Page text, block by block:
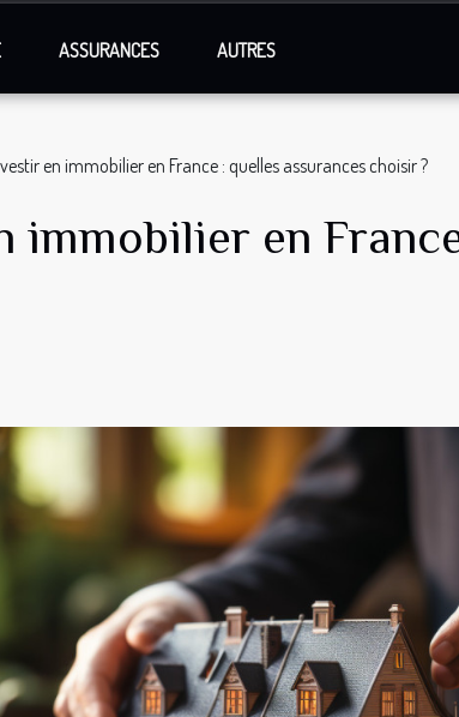
ASSURANCES AUTRES
en immobilier en France : quelles assurances choisir ?
immobilier en